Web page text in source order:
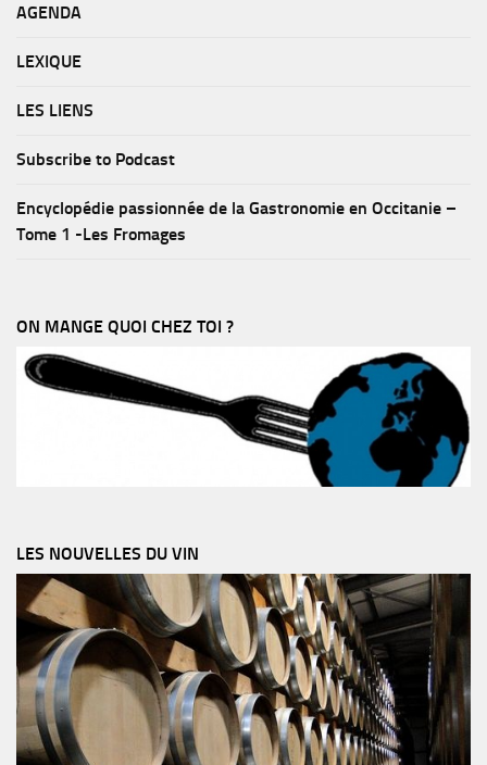
AGENDA
LEXIQUE
LES LIENS
Subscribe to Podcast
Encyclopédie passionnée de la Gastronomie en Occitanie –
Tome 1 -Les Fromages
ON MANGE QUOI CHEZ TOI ?
LES NOUVELLES DU VIN